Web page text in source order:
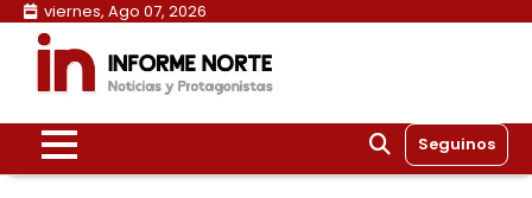
Skip
content
viernes, Ago 07, 2026
Seguinos